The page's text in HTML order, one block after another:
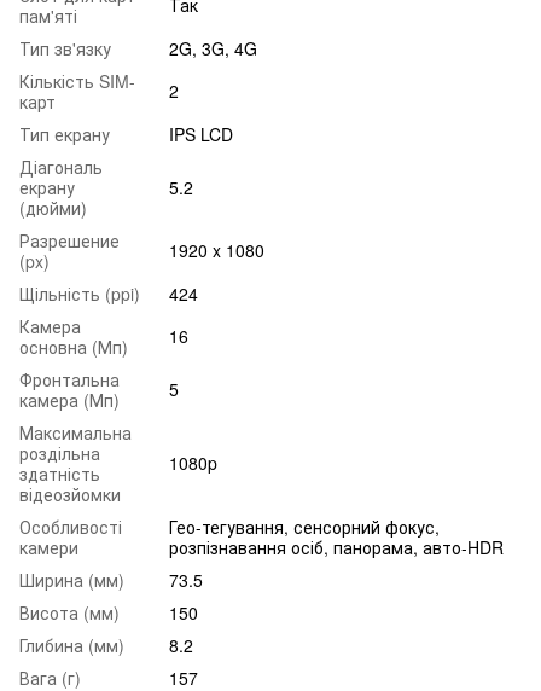
пам'яті
Тип зв'язку
2G, 3G, 4G
Кількість SIM-
карт
2
Тип екрану
IPS LCD
Діагональ
екрану
(дюйми)
5.2
Разрешение
(px)
1920 x 1080
Щільність (ppi)
424
Камера
основна (Мп)
16
Фронтальна
камера (Мп)
5
Максимальна
роздільна
здатність
відеозйомки
1080p
Особливості
камери
Гео-тегування, сенсорний фокус,
розпізнавання осіб, панорама, авто-HDR
Ширина (мм)
73.5
Висота (мм)
150
Глибина (мм)
8.2
Вага (г)
157